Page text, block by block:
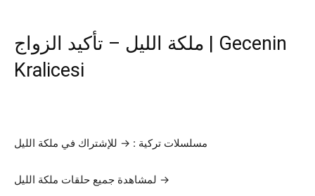
ملكة الليل – تأكيد الزواج | Gecenin
Kralicesi
مسلسلات تركية : → للإشتراك في ملكة الليل
لمشاهدة جميع حلقات ملكة الليل →